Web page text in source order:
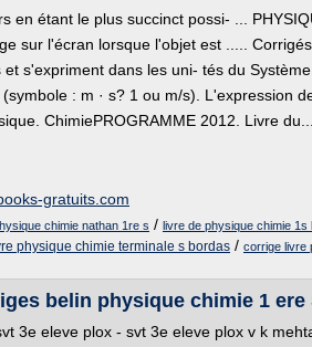
en étant le plus succinct possi- ...
sur l'écran lorsque l'objet est .....
s'expriment dans les uni- tés du
: m · s? 1 ou m/s). L'expression
ChimiePROGRAMME 2012. Livre du...
gratuits.com
chimie nathan 1re s / livre de physique chimie 1s
physique chimie terminale s bordas / corrige livre
belin physique chimie 1 ere
3e eleve plox - svt 3e eleve plox v k